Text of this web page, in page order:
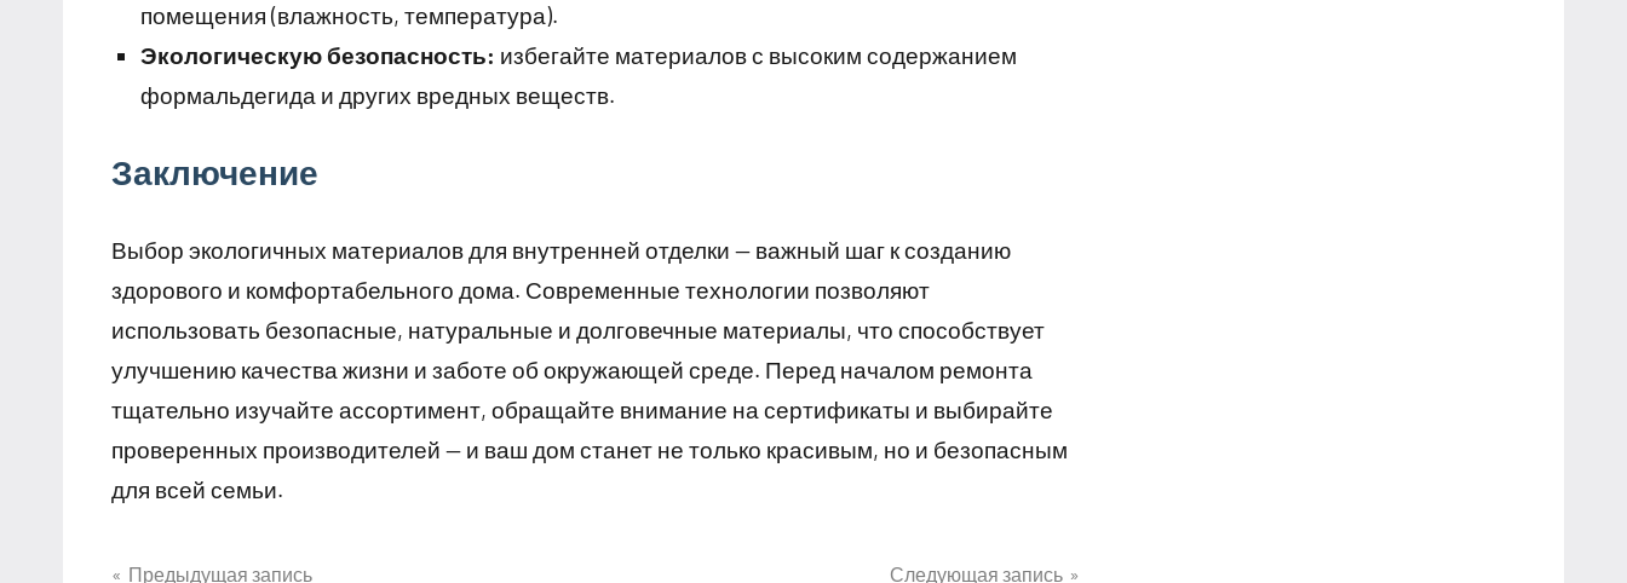
помещения (влажность, температура).
Экологическую безопасность: избегайте материалов с высоким содержанием
формальдегида и других вредных веществ.
Заключение
Выбор экологичных материалов для внутренней отделки — важный шаг к созданию
здорового и комфортабельного дома. Современные технологии позволяют
использовать безопасные, натуральные и долговечные материалы, что способствует
улучшению качества жизни и заботе об окружающей среде. Перед началом ремонта
тщательно изучайте ассортимент, обращайте внимание на сертификаты и выбирайте
проверенных производителей — и ваш дом станет не только красивым, но и безопасным
для всей семьи.
Предыдущая запись Следующая запись